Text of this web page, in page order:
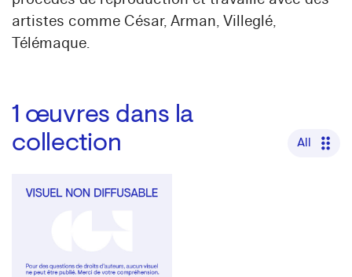
artistes comme César, Arman, Villeglé,
Télémaque.
1 œuvres dans la
collection
All